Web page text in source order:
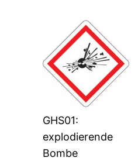
GHS01:
explodierende
Bombe